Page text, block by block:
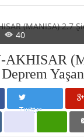
40
AKHISAR
Twitter